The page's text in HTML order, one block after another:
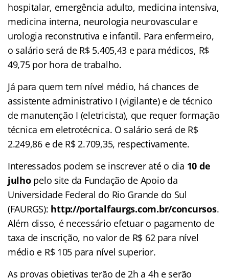
hospitalar, emergência adulto, medicina intensiva,
medicina interna, neurologia neurovascular e
urologia reconstrutiva e infantil. Para enfermeiro,
o salário será de R$ 5.405,43 e para médicos, R$
49,75 por hora de trabalho.
Já para quem tem nível médio, há chances de
assistente administrativo I (vigilante) e de técnico
de manutenção I (eletricista), que requer formação
técnica em eletrotécnica. O salário será de R$
2.249,86 e de R$ 2.709,35, respectivamente.
Interessados podem se inscrever até o dia 10 de
julhopelo site da Fundação de Apoio da
Universidade Federal do Rio Grande do Sul
(FAURGS): http://portalfaurgs.com.br/concursos.
Além disso, é necessário efetuar o pagamento de
taxa de inscrição, no valor de R$ 62 para nível
médio e R$ 105 para nível superior.
As provas objetivas terão de 2h a 4h e serão